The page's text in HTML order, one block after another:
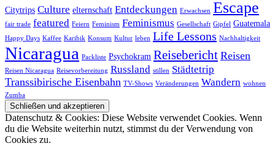
Citytrips Culture elternschaft Entdeckungen Erwachsen Escape
fair trade featured Feiern Feminism Feminismus Gesellschaft Gipfel Guatemala
Happy Days Kaffee Karibik Konsum Kultur leben Life Lessons Nachhaltigkeit
Nicaragua Packliste Psychokram Reisebericht Reisen
Reisen Nicaragua Reisevorbereitung Russland stillen Städtetrip
Transsibirische Eisenbahn TV-Shows Veränderungen Wandern wohnen
Zumba
Datenschutz & Cookies: Diese Website verwendet Cookies. Wenn
du die Website weiterhin nutzt, stimmst du der Verwendung von
Cookies zu.